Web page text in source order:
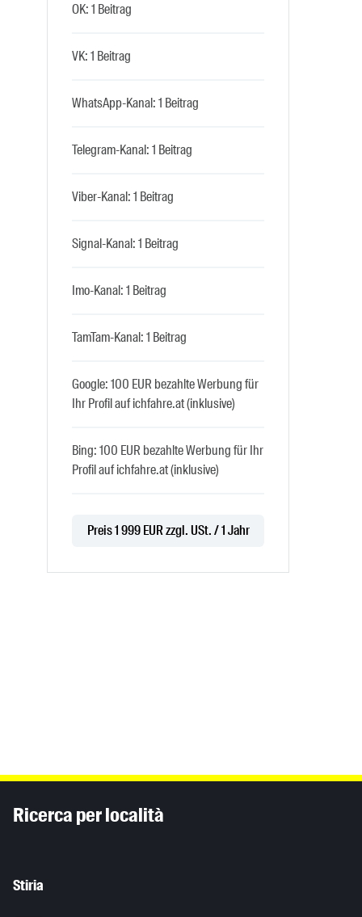
OK: 1 Beitrag
VK: 1 Beitrag
WhatsApp-Kanal: 1 Beitrag
Telegram-Kanal: 1 Beitrag
Viber-Kanal: 1 Beitrag
Signal-Kanal: 1 Beitrag
Imo-Kanal: 1 Beitrag
TamTam-Kanal: 1 Beitrag
Google: 100 EUR bezahlte Werbung für
Ihr Profil auf ichfahre.at (inklusive)
Bing: 100 EUR bezahlte Werbung für Ihr
Profil auf ichfahre.at (inklusive)
Preis 1 999 EUR zzgl. USt. / 1 Jahr
Ricerca per località
Stiria